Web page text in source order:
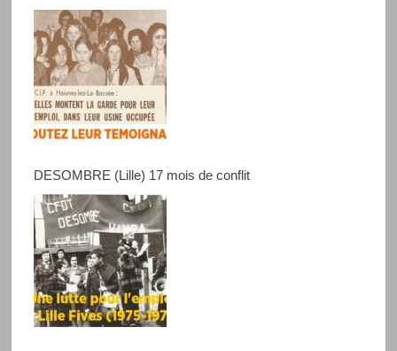
DESOMBRE (Lille) 17 mois de conflit